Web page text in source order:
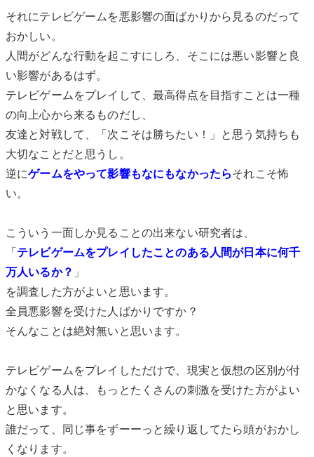
それにテレビゲームを悪影響の面ばかりから見るのだって
おかしい。
人間がどんな行動を起こすにしろ、そこには悪い影響と良
い影響があるはず。
テレビゲームをプレイして、最高得点を目指すことは一種
の向上心から来るものだし、
友達と対戦して、「次こそは勝ちたい！」と思う気持ちも
大切なことだと思うし。
逆にゲームをやって影響もなにもなかったらそれこそ怖
い。
こういう一面しか見ることの出来ない研究者は、
「テレビゲームをプレイしたことのある人間が日本に何千
万人いるか？ 」
を調査した方がよいと思います。
全員悪影響を受けた人ばかりですか？
そんなことは絶対無いと思います。
テレビゲームをプレイしただけで、現実と仮想の区別が付
かなくなる人は、もっとたくさんの刺激を受けた方がよい
と思います。
誰だって、同じ事をずーーっと繰り返してたら頭がおかし
くなります。